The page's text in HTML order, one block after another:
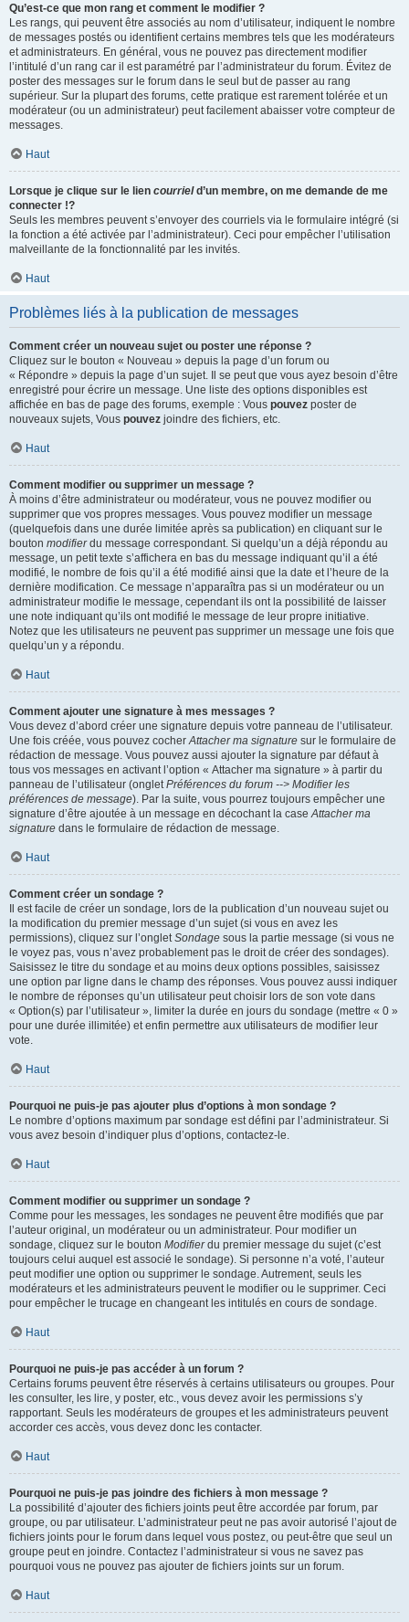
Qu’est-ce que mon rang et comment le modifier ?
Les rangs, qui peuvent être associés au nom d’utilisateur, indiquent le nombre
de messages postés ou identifient certains membres tels que les modérateurs
et administrateurs. En général, vous ne pouvez pas directement modifier
l’intitulé d’un rang car il est paramétré par l’administrateur du forum. Évitez de
poster des messages sur le forum dans le seul but de passer au rang
supérieur. Sur la plupart des forums, cette pratique est rarement tolérée et un
modérateur (ou un administrateur) peut facilement abaisser votre compteur de
messages.
Haut
Lorsque je clique sur le lien courrield’un membre, on me demande de me
connecter !?
Seuls les membres peuvent s’envoyer des courriels via le formulaire intégré (si
la fonction a été activée par l’administrateur). Ceci pour empêcher l’utilisation
malveillante de la fonctionnalité par les invités.
Haut
Problèmes liés à la publication de messages
Comment créer un nouveau sujet ou poster une réponse ?
Cliquez sur le bouton « Nouveau » depuis la page d’un forum ou
« Répondre » depuis la page d’un sujet. Il se peut que vous ayez besoin d’être
enregistré pour écrire un message. Une liste des options disponibles est
affichée en bas de page des forums, exemple : Vous pouvez poster de
nouveaux sujets, Vous pouvez joindre des fichiers, etc.
Haut
Comment modifier ou supprimer un message ?
À moins d’être administrateur ou modérateur, vous ne pouvez modifier ou
supprimer que vos propres messages. Vous pouvez modifier un message
(quelquefois dans une durée limitée après sa publication) en cliquant sur le
bouton modifierdu message correspondant. Si quelqu’un a déjà répondu au
message, un petit texte s’affichera en bas du message indiquant qu’il a été
modifié, le nombre de fois qu’il a été modifié ainsi que la date et l’heure de la
dernière modification. Ce message n’apparaîtra pas si un modérateur ou un
administrateur modifie le message, cependant ils ont la possibilité de laisser
une note indiquant qu’ils ont modifié le message de leur propre initiative.
Notez que les utilisateurs ne peuvent pas supprimer un message une fois que
quelqu’un y a répondu.
Haut
Comment ajouter une signature à mes messages ?
Vous devez d’abord créer une signature depuis votre panneau de l’utilisateur.
Une fois créée, vous pouvez cocherAttacher ma signature sur le formulaire de
rédaction de message. Vous pouvez aussi ajouter la signature par défaut à
tous vos messages en activant l’option « Attacher ma signature » à partir du
panneau de l’utilisateur (ongletPréférences du forum --> Modifier les
préférences de message). Par la suite, vous pourrez toujours empêcher une
signature d’être ajoutée à un message en décochant la caseAttacher ma
signature dans le formulaire de rédaction de message.
Haut
Comment créer un sondage ?
Il est facile de créer un sondage, lors de la publication d’un nouveau sujet ou
la modification du premier message d’un sujet (si vous en avez les
permissions), cliquez sur l’ongletSondage sous la partie message (si vous ne
le voyez pas, vous n’avez probablement pas le droit de créer des sondages).
Saisissez le titre du sondage et au moins deux options possibles, saisissez
une option par ligne dans le champ des réponses. Vous pouvez aussi indiquer
le nombre de réponses qu’un utilisateur peut choisir lors de son vote dans
« Option(s) par l’utilisateur », limiter la durée en jours du sondage (mettre « 0 »
pour une durée illimitée) et enfin permettre aux utilisateurs de modifier leur
vote.
Haut
Pourquoi ne puis-je pas ajouter plus d’options à mon sondage ?
Le nombre d’options maximum par sondage est défini par l’administrateur. Si
vous avez besoin d’indiquer plus d’options, contactez-le.
Haut
Comment modifier ou supprimer un sondage ?
Comme pour les messages, les sondages ne peuvent être modifiés que par
l’auteur original, un modérateur ou un administrateur. Pour modifier un
sondage, cliquez sur le bouton Modifierdu premier message du sujet (c’est
toujours celui auquel est associé le sondage). Si personne n’a voté, l’auteur
peut modifier une option ou supprimer le sondage. Autrement, seuls les
modérateurs et les administrateurs peuvent le modifier ou le supprimer. Ceci
pour empêcher le trucage en changeant les intitulés en cours de sondage.
Haut
Pourquoi ne puis-je pas accéder à un forum ?
Certains forums peuvent être réservés à certains utilisateurs ou groupes. Pour
les consulter, les lire, y poster, etc., vous devez avoir les permissions s’y
rapportant. Seuls les modérateurs de groupes et les administrateurs peuvent
accorder ces accès, vous devez donc les contacter.
Haut
Pourquoi ne puis-je pas joindre des fichiers à mon message ?
La possibilité d’ajouter des fichiers joints peut être accordée par forum, par
groupe, ou par utilisateur. L’administrateur peut ne pas avoir autorisé l’ajout de
fichiers joints pour le forum dans lequel vous postez, ou peut-être que seul un
groupe peut en joindre. Contactez l’administrateur si vous ne savez pas
pourquoi vous ne pouvez pas ajouter de fichiers joints sur un forum.
Haut